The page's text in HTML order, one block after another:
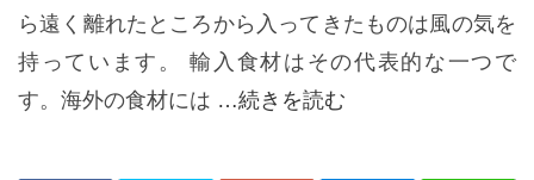
ら遠く離れたところから入ってきたものは風の気を
持っています。 輸入食材はその代表的な一つで
す。海外の食材には …続きを読む